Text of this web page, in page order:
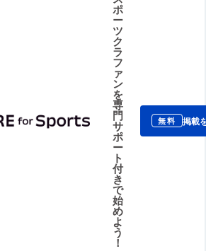
ポ
ー
ツ
ク
ラ
フ
ァ
ン
を
専
門
サ
ポ
ー
ト
付
き
で
始
め
よ
う
！
無料 掲載